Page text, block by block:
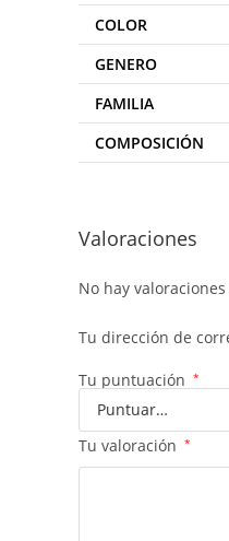
COLOR
GENERO
FAMILIA
COMPOSICIÓN
Valoraciones
No hay
Tu dirección de
Tu puntuación *
Tu valoración *